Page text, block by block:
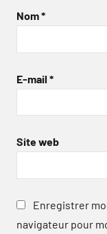
Nom*
E-mail *
Site web
Enregistrer
navigateur pour